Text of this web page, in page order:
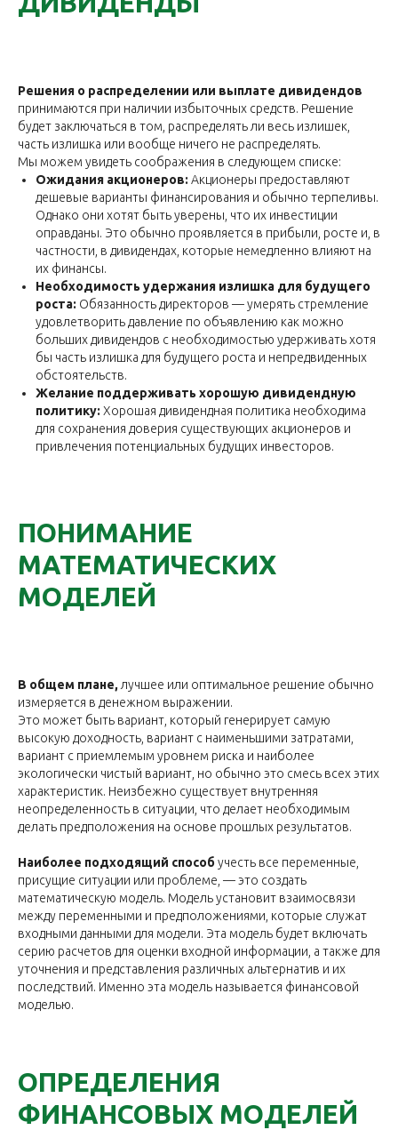
Решения о распределении или выплате дивидендов
принимаются при наличии избыточных средств. Решение
будет заключаться в том, распределять ли весь излишек,
часть излишка или вообще ничего не распределять.
Мы можем увидеть соображения в следующем списке:
Ожидания акционеров: Акционеры предоставляют
дешевые варианты финансирования и обычно терпеливы.
Однако они хотят быть уверены, что их инвестиции
оправданы. Это обычно проявляется в прибыли, росте и, в
частности, в дивидендах, которые немедленно влияют на
их финансы.
Необходимость удержания излишка для будущего
роста: Обязанность директоров — умерять стремление
удовлетворить давление по объявлению как можно
больших дивидендов с необходимостью удерживать хотя
бы часть излишка для будущего роста и непредвиденных
обстоятельств.
Желание поддерживать хорошую дивидендную
политику: Хорошая дивидендная политика необходима
для сохранения доверия существующих акционеров и
привлечения потенциальных будущих инвесторов.
ПОНИМАНИЕ
МАТЕМАТИЧЕСКИХ
МОДЕЛЕЙ
В общем плане,лучшее или оптимальное решение обычно
измеряется в денежном выражении.
Это может быть вариант, который генерирует самую
высокую доходность, вариант с наименьшими затратами,
вариант с приемлемым уровнем риска и наиболее
экологически чистый вариант, но обычно это смесь всех этих
характеристик. Неизбежно существует внутренняя
неопределенность в ситуации, что делает необходимым
делать предположения на основе прошлых результатов.
Наиболее подходящий способ учесть все переменные,
присущие ситуации или проблеме, — это создать
математическую модель. Модель установит взаимосвязи
между переменными и предположениями, которые служат
входными данными для модели. Эта модель будет включать
серию расчетов для оценки входной информации, а также для
уточнения и представления различных альтернатив и их
последствий. Именно эта модель называется финансовой
моделью.
ОПРЕДЕЛЕНИЯ
ФИНАНСОВЫХ МОДЕЛЕЙ